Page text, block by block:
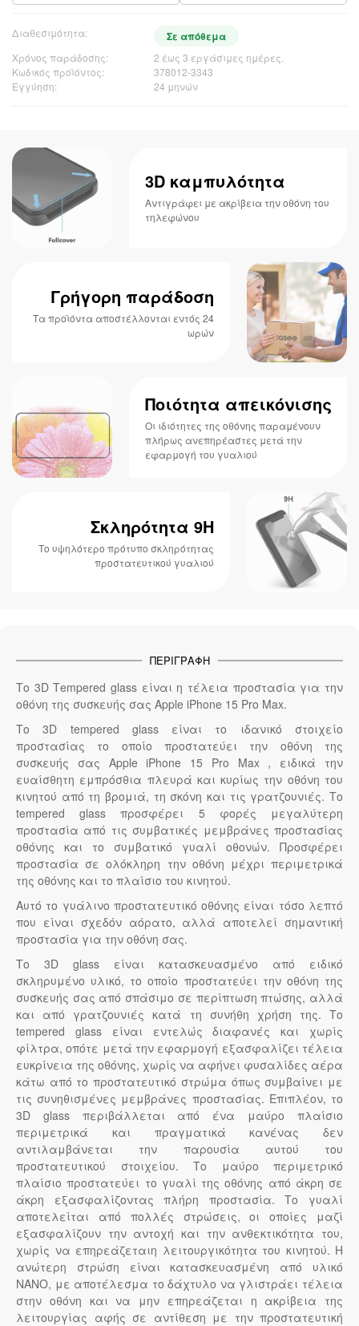
Διαθεσιμότητα: Σε απόθεμα
Χρόνος παράδοσης:
2 έως 3 εργάσιμες ημέρες.
Κωδικός προϊόντος:
378012-3343
Εγγύηση:
24 μηνών
3D καμπυλότητα
Αντιγράφει με ακρίβεια την οθόνη του
τηλεφώνου
Γρήγορη παράδοση
Τα προϊόντα αποστέλλονται εντός 24
ωρών
Ποιότητα απεικόνισης
Οι ιδιότητες της οθόνης παραμένουν
πλήρως ανεπηρέαστες μετά την
εφαρμογή του γυαλιού
Σκληρότητα 9H
Το υψηλότερο πρότυπο σκληρότητας
προστατευτικού γυαλιού
ΠΕΡΙΓΡΑΦΉ
Το 3D Τempered glass είναι η τέλεια προστασία για την
οθόνη της συσκευής σας Apple iPhone 15 Pro Max.
Το 3D tempered glass είναι το ιδανικό στοιχείο
προστασίας το οποίο προστατεύει την οθόνη της
συσκευής σας Apple iPhone 15 Pro Max , ειδικά την
ευαίσθητη εμπρόσθια πλευρά και κυρίως την οθόνη του
κινητού από τη βρομιά, τη σκόνη και τις γρατζουνιές. Το
tempered glass προσφέρει 5 φορές μεγαλύτερη
προστασία από τις συμβατικές μεμβράνες προστασίας
οθόνης και το συμβατικό γυαλί οθονών. Προσφέρει
προστασία σε ολόκληρη την οθόνη μέχρι περιμετρικά
της οθόνης και το πλαίσιο του κινητού.
Αυτό το γυάλινο προστατευτικό οθόνης είναι τόσο λεπτό
που είναι σχεδόν αόρατο, αλλά αποτελεί σημαντική
προστασία για την οθόνη σας.
Το 3D glass είναι κατασκευασμένο από ειδικό
σκληρυμένο υλικό, το οποίο προστατεύει την οθόνη της
συσκευής σας από σπάσιμο σε περίπτωση πτώσης, αλλά
και από γρατζουνιές κατά τη συνήθη χρήση της. Το
tempered glass είναι εντελώς διαφανές και χωρίς
φίλτρα, οπότε μετά την εφαρμογή εξασφαλίζει τέλεια
ευκρίνεια της οθόνης, χωρίς να αφήνει φυσαλίδες αέρα
κάτω από το προστατευτικό στρώμα όπως συμβαίνει με
τις συνηθισμένες μεμβράνες προστασίας. Επιπλέον, το
3D glass περιβάλλεται από ένα μαύρο πλαίσιο
περιμετρικά και πραγματικά κανένας δεν
αντιλαμβάνεται την παρουσία αυτού του
προστατευτικού στοιχείου. Το μαύρο περιμετρικό
πλαίσιο προστατεύει το γυαλί της οθόνης από άκρη σε
άκρη εξασφαλίζοντας πλήρη προστασία. Το γυαλί
αποτελείται από πολλές στρώσεις, οι οποίες μαζί
εξασφαλίζουν την αντοχή και την ανθεκτικότητα του,
χωρίς να επηρεάζεταιη λειτουργικότητα του κινητού. Η
ανώτερη στρώση είναι κατασκευασμένη από υλικό
NANO, με αποτέλεσμα το δάχτυλο να γλιστράει τέλεια
στην οθόνη και να μην επηρεάζεται η ακρίβεια της
λειτουργίας αφής σε αντίθεση με την προστατευτική